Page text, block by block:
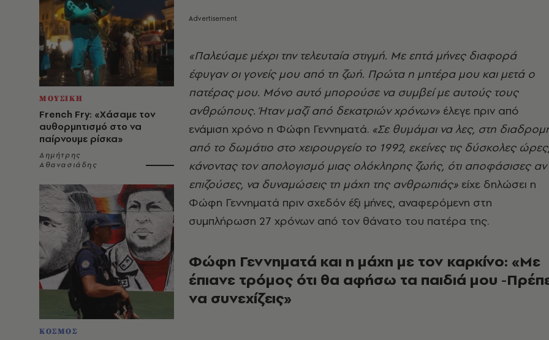
ΜΟΥΣΙΚΗ
French Fry: «Χάσαμε τον
αυθορμητισμό στο να
παίρνουμε ρίσκα»
Δημήτρης
Αθανασιάδης
ΚΟΣΜΟΣ
«Παλεύαμε μέχρι την τελευταία στιγμή. Με επτά μήνες διαφορά
έφυγαν οι γονείς μου από τη ζωή. Πρώτα η μητέρα μου και μετά ο
πατέρας μου. Μόνο αυτό μπορούσε να συμβεί με αυτούς τους
ανθρώπους. Ήταν μαζί από δεκατριών χρόνων» έλεγε πριν από
ενάμιση χρόνο η Φώφη Γεννηματά. «Σε θυμάμαι να λες, στη
από το δωμάτιο στο χειρουργείο το 1992, εκείνες τις δύσκολες
κάνοντας τον απολογισμό μιας ολόκληρης ζωής, ότι αποφάσισες αν
επιζούσες, να δυναμώσεις τη μάχη της ανθρωπιάς» είχε δηλώσει η
Φώφη Γεννηματά πριν σχεδόν έξι μήνες, αναφερόμενη στη
συμπλήρωση 27 χρόνων από τον θάνατο του πατέρα της.
Φώφη Γεννηματά και η μάχη με τον καρκίνο: «Με
έπιανε τρόμος ότι θα αφήσω τα παιδιά μου -
να συνεχίζεις»